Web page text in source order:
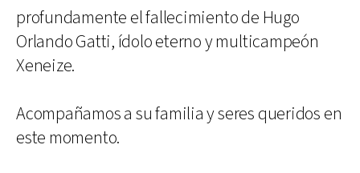
profundamente el fallecimiento de Hugo
Orlando Gatti, ídolo eterno y multicampeón
Xeneize.
Acompañamos a su familia y seres queridos en
este momento.